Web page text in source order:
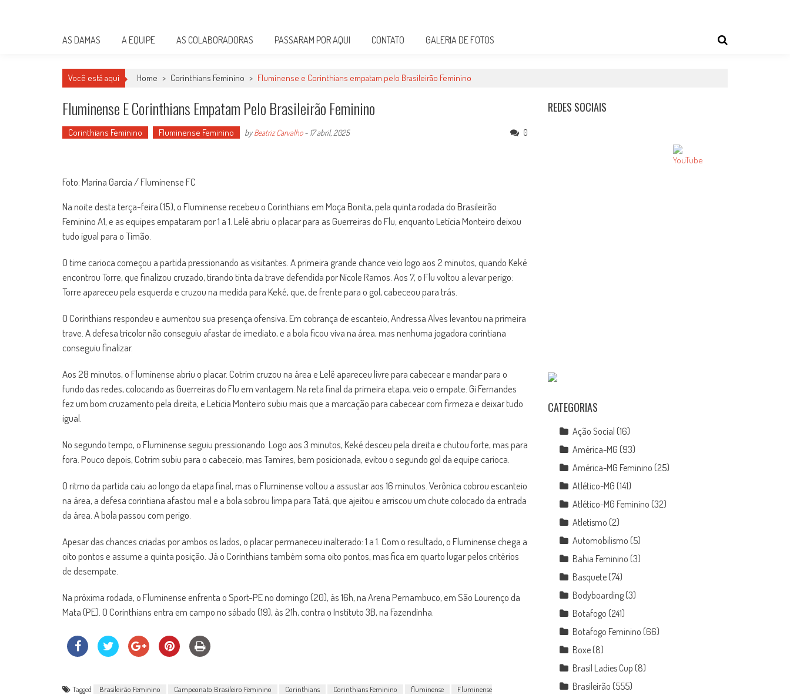
AS DAMAS A EQUIPE AS COLABORADORAS PASSARAM POR AQUI CONTATO GALERIA DE FOTOS
Você está aqui Home > Corinthians Feminino > Fluminense e Corinthians empatam pelo Brasileirão Feminino
Fluminense E Corinthians Empatam Pelo Brasileirão Feminino
Corinthians Feminino Fluminense Feminino byBeatriz Carvalho- 17 abril, 2025 0
Foto: Marina Garcia / Fluminense FC
Na noite desta terça-feira (15), o Fluminense recebeu o Corinthians em Moça Bonita, pela quinta rodada do Brasileirão
Feminino A1, e as equipes empataram por 1 a 1. Lelê abriu o placar para as Guerreiras do Flu, enquanto Letícia Monteiro deixou
tudo igual para o Timão.
O time carioca começou a partida pressionando as visitantes. A primeira grande chance veio logo aos 2 minutos, quando Keké
encontrou Torre, que finalizou cruzado, tirando tinta da trave defendida por Nicole Ramos. Aos 7, o Flu voltou a levar perigo:
Torre apareceu pela esquerda e cruzou na medida para Keké, que, de frente para o gol, cabeceou para trás.
O Corinthians respondeu e aumentou sua presença ofensiva. Em cobrança de escanteio, Andressa Alves levantou na primeira
trave. A defesa tricolor não conseguiu afastar de imediato, e a bola ficou viva na área, mas nenhuma jogadora corintiana
conseguiu finalizar.
Aos 28 minutos, o Fluminense abriu o placar. Cotrim cruzou na área e Lelê apareceu livre para cabecear e mandar para o
fundo das redes, colocando as Guerreiras do Flu em vantagem. Na reta final da primeira etapa, veio o empate. Gi Fernandes
fez um bom cruzamento pela direita, e Letícia Monteiro subiu mais que a marcação para cabecear com firmeza e deixar tudo
igual.
No segundo tempo, o Fluminense seguiu pressionando. Logo aos 3 minutos, Keké desceu pela direita e chutou forte, mas para
fora. Pouco depois, Cotrim subiu para o cabeceio, mas Tamires, bem posicionada, evitou o segundo gol da equipe carioca.
O ritmo da partida caiu ao longo da etapa final, mas o Fluminense voltou a assustar aos 16 minutos. Verônica cobrou escanteio
na área, a defesa corintiana afastou mal e a bola sobrou limpa para Tatá, que ajeitou e arriscou um chute colocado da entrada
da área. A bola passou com perigo.
Apesar das chances criadas por ambos os lados, o placar permaneceu inalterado: 1 a 1. Com o resultado, o Fluminense chega a
oito pontos e assume a quinta posição. Já o Corinthians também soma oito pontos, mas fica em quarto lugar pelos critérios
de desempate.
Na próxima rodada, o Fluminense enfrenta o Sport-PE no domingo (20), às 16h, na Arena Pernambuco, em São Lourenço da
Mata (PE). O Corinthians entra em campo no sábado (19), às 21h, contra o Instituto 3B, na Fazendinha.
Tagged Brasileirão Feminino Campeonato Brasileiro Feminino Corinthians Corinthians Feminino fluminense
Fluminense
REDES SOCIAIS
CATEGORIAS
Ação Social (16)
América-MG (93)
América-MG Feminino (25)
Atlético-MG (141)
Atlético-MG Feminino (32)
Atletismo (2)
Automobilismo (5)
Bahia Feminino (3)
Basquete (74)
Bodyboarding (3)
Botafogo (241)
Botafogo Feminino (66)
Boxe (8)
Brasil Ladies Cup (8)
Brasileirão (555)